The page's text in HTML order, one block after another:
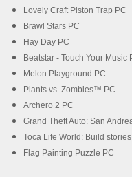
Lovely Craft Piston Trap PC
Brawl Stars PC
Hay Day PC
Beatstar - Touch Your Music
Melon Playground PC
Plants vs. Zombies™ PC
Archero 2 PC
Grand Theft Auto: San
Toca Life World: Build
Flag Painting Puzzle PC